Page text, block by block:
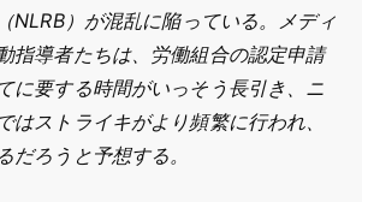
NLRB）が混乱に陥っている。メディ
指導者たちは、労働組合の認定申請
に要する時間がいっそう長引き、ニ
はストライキがより頻繁に行われ、
だろうと予想する。